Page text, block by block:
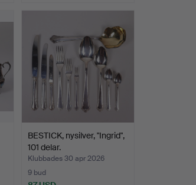
BESTICK, nysilver, "Ingrid",
101 delar.
Klubbades 30 apr 2026
9 bud